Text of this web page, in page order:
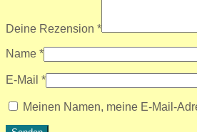
Deine Rezension *
Name *
E-Mail *
Meinen Namen, meine E-Mail-